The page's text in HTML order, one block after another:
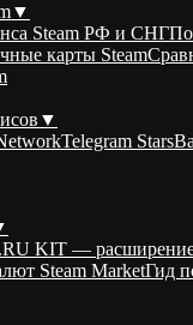
▼
Steam РФ и СНГ
карты Steam
▼
Telegram Stars
KIT —
Steam MarketГид